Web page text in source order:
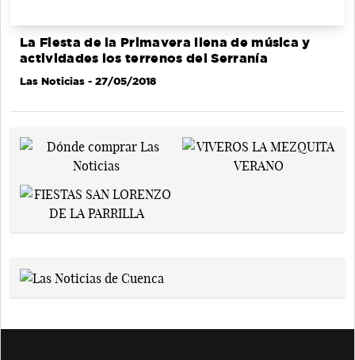
La Fiesta de la Primavera llena de música y
actividades los terrenos del Serranía
Las Noticias - 27/05/2018